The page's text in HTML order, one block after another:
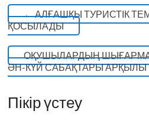
←АЛҒАШҚЫ ТУРИСТІК
ҚОСЫЛАДЫ
ОҚУШЫЛАРДЫҢ
ӘН-КҮЙ САБАҚТАРЫ
Пікір үстеу